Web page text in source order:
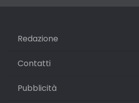
Redazione
Contatti
Pubblicità